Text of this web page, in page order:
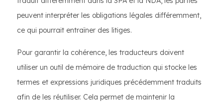
peuvent interpréter les obligations légales différemment,
ce qui pourrait entraîner des litiges.
Pour garantir la cohérence, les traducteurs doivent
utiliser un outil de mémoire de traduction qui stocke les
termes et expressions juridiques précédemment traduits
afin de les réutiliser. Cela permet de maintenir la